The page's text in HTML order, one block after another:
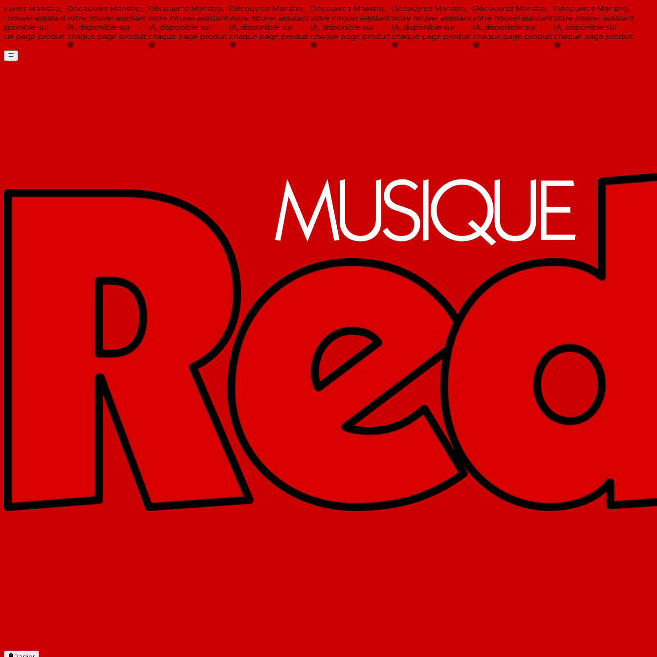
Maestro,
nouvel assistant
sur
page produit
Découvrez Maestro,
votre nouvel assistant
IA, disponible sur
chaque page produit
Découvrez Maestro,
votre nouvel assistant
IA, disponible sur
chaque page produit
Découvrez Maestro,
votre nouvel assistant
IA, disponible sur
chaque page produit
Découvrez Maestro,
votre nouvel assistant
IA, disponible sur
chaque page produit
Découvrez Maestro,
votre nouvel assistant
IA, disponible sur
chaque page produit
Découvrez Maestro,
votre nouvel assistant
IA, disponible sur
chaque page produit
Découvrez Maestro,
votre nouvel assistant
IA, disponible sur
chaque page produit